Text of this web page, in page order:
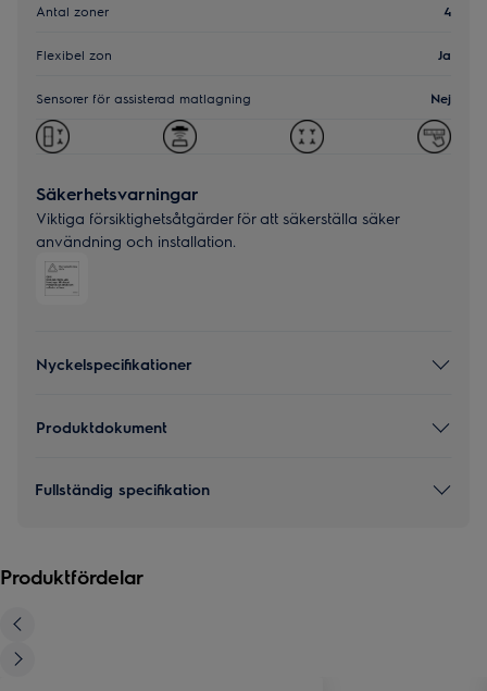
Antal zoner 4
Flexibel zon Ja
Sensorer för assisterad matlagning Nej
Säkerhetsvarningar
Viktiga försiktighetsåtgärder för att säkerställa säker
användning och installation.
Nyckelspecifikationer
Produktdokument
Fullständig specifikation
Produktfördelar